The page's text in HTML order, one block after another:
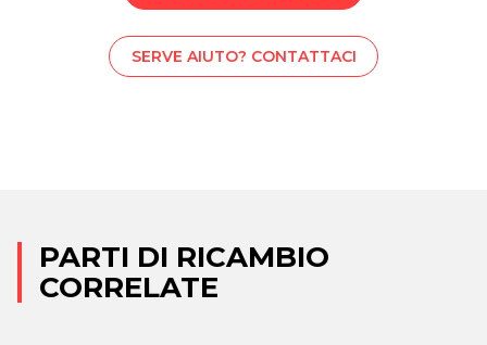
SERVE AIUTO? CONTATTACI
PARTI DI RICAMBIO
CORRELATE